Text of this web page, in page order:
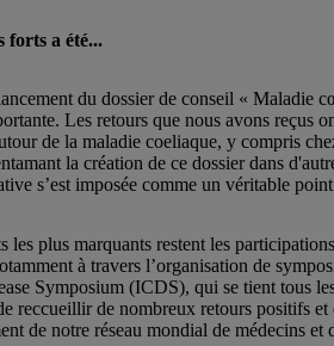
forts a été...
du dossier de conseil « Maladie
Les retours que nous avons reçus
de la maladie coeliaque, y compris
la création de ce dossier dans
s’est imposée comme un véritable
les plus marquants restent les
à travers l’organisation de
Symposium (ICDS), qui se tient tous
reccueillir de nombreux retours positifs
de notre réseau mondial de médecins et